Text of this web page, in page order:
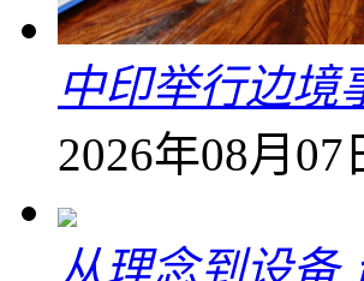
中印举行边境
2026年08月07
从理念到设备